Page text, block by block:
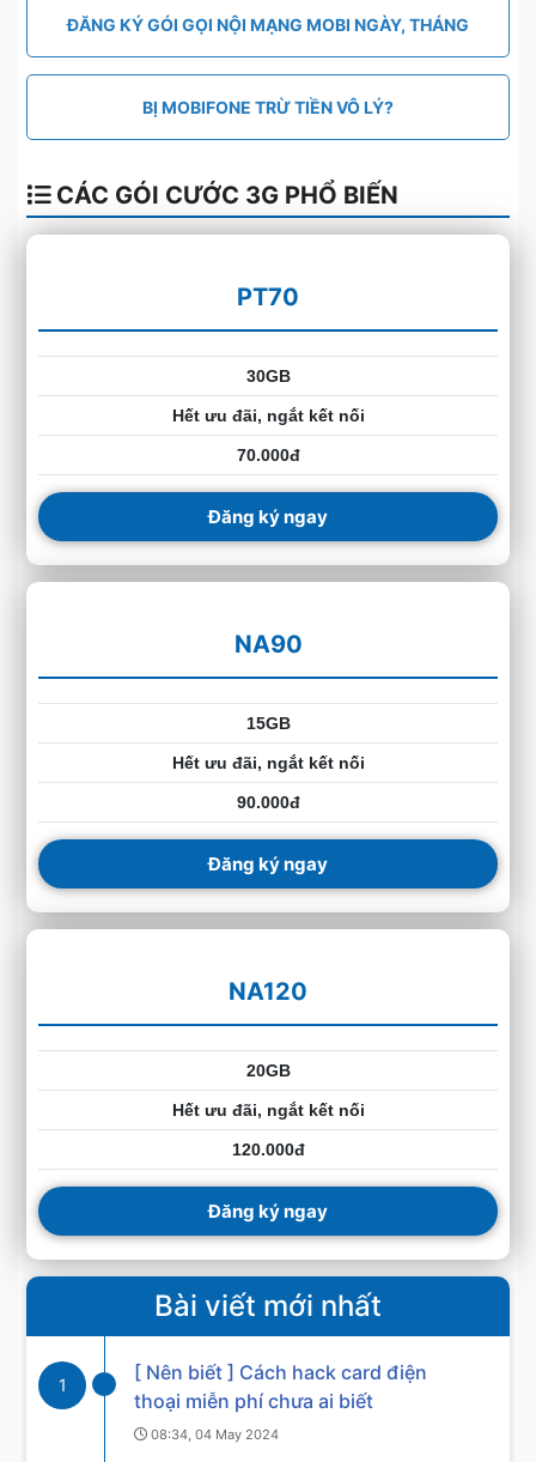
ĐĂNG KÝ GÓI GỌI NỘI MẠNG MOBI NGÀY, THÁNG
BỊ MOBIFONE TRỪ TIỀN VÔ LÝ?
CÁC GÓI CƯỚC 3G PHỔ BIẾN
PT70
30GB
Hết ưu đãi, ngắt kết nối
70.000đ
Đăng ký ngay
NA90
15GB
Hết ưu đãi, ngắt kết nối
90.000đ
Đăng ký ngay
NA120
20GB
Hết ưu đãi, ngắt kết nối
120.000đ
Đăng ký ngay
Bài viết mới nhất
1
[ Nên biết ] Cách hack card điện
thoại miễn phí chưa ai biết
08:34, 04 May 2024